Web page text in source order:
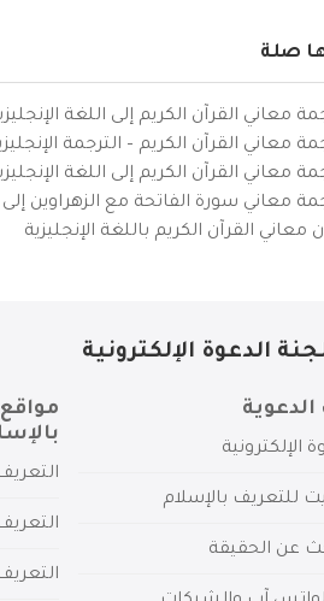
صلة
معاني القرآن الكريم إلى اللغة
معاني القرآن الكريم – الترجمة
معاني القرآن الكريم إلى اللغة
معاني سورة الفاتحة مع الزهراوين إلى
معاني القرآن الكريم باللغة الإنجليزية
الدعوة الإلكترونية
الدعوية
الإلكترونية
للتعريف بالإسلام
عن الحقيقة